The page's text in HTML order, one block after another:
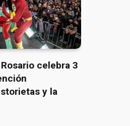
celebra 3
y la